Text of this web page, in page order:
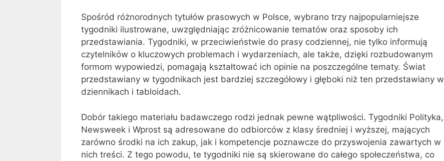
Spośród różnorodnych tytułów prasowych w Polsce, wybrano trzy najpopularniejsze
tygodniki ilustrowane, uwzględniając zróżnicowanie tematów oraz sposoby ich
przedstawiania. Tygodniki, w przeciwieństwie do prasy codziennej, nie tylko informują
czytelników o kluczowych problemach i wydarzeniach, ale także, dzięki rozbudowanym
formom wypowiedzi, pomagają kształtować ich opinie na poszczególne tematy. Świat
przedstawiany w tygodnikach jest bardziej szczegółowy i głęboki niż ten przedstawiany w
dziennikach i tabloidach.
Dobór takiego materiału badawczego rodzi jednak pewne wątpliwości. Tygodniki Polityka,
Newsweek i Wprost są adresowane do odbiorców z klasy średniej i wyższej, mających
zarówno środki na ich zakup, jak i kompetencje poznawcze do przyswojenia zawartych w
nich treści. Z tego powodu, te tygodniki nie są skierowane do całego społeczeństwa, co